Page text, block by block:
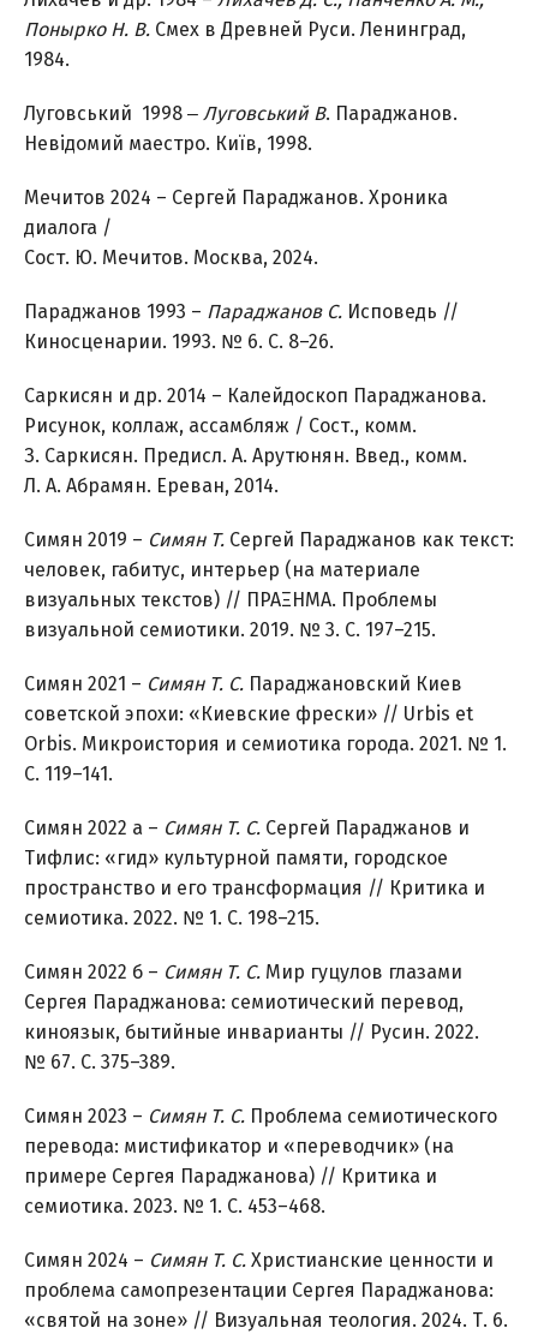
Понырко Н. В. Смех в Древней Руси. Ленинград,
1984.
Луговський 1998 ‒ Луговський В. Параджанов.
Невідомий маестро. Київ, 1998.
Мечитов 2024 – Сергей Параджанов. Хроника
диалога /
Сост. Ю. Мечитов. Москва, 2024.
Параджанов 1993 – Параджанов С. Исповедь //
Киносценарии. 1993. № 6. С. 8–26.
Саркисян и др. 2014 – Калейдоскоп Параджанова.
Рисунок, коллаж, ассамбляж / Сост., комм.
З. Саркисян. Предисл. А. Арутюнян. Введ., комм.
Л. А. Абрамян. Ереван, 2014.
Симян 2019 – Симян Т. Сергей Параджанов как текст:
человек, габитус, интерьер (на материале
визуальных текстов) // ΠΡΑΞΗΜΑ. Проблемы
визуальной семиотики. 2019. № 3. С. 197–215.
Симян 2021 – Симян Т. С. Параджановский Киев
советской эпохи: «Киевские фрески» // Urbis et
Orbis. Микроистория и семиотика города. 2021. № 1.
С. 119–141.
Симян 2022 а – Симян Т. С. Сергей Параджанов и
Тифлис: «гид» культурной памяти, городское
пространство и его трансформация // Критика и
семиотика. 2022. № 1. С. 198–215.
Симян 2022 б – Симян Т. С. Мир гуцулов глазами
Сергея Параджанова: семиотический перевод,
киноязык, бытийные инварианты // Русин. 2022.
№ 67. С. 375–389.
Симян 2023 – Симян Т. С. Проблема семиотического
перевода: мистификатор и «переводчик» (на
примере Сергея Параджанова) // Критика и
семиотика. 2023. № 1. С. 453–468.
Симян 2024 – Симян Т. С. Христианские ценности и
проблема самопрезентации Сергея Параджанова:
«святой на зоне» // Визуальная теология. 2024. Т. 6.